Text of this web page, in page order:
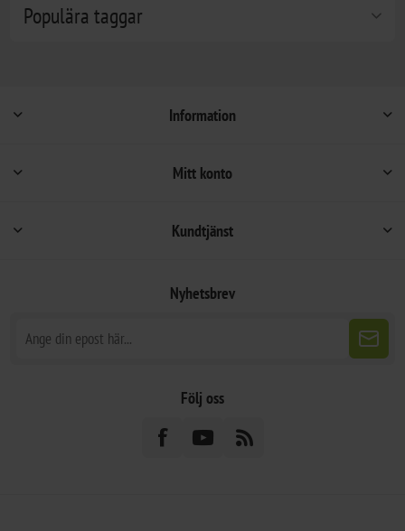
Populära taggar
Information
Mitt konto
Kundtjänst
Nyhetsbrev
Följ oss